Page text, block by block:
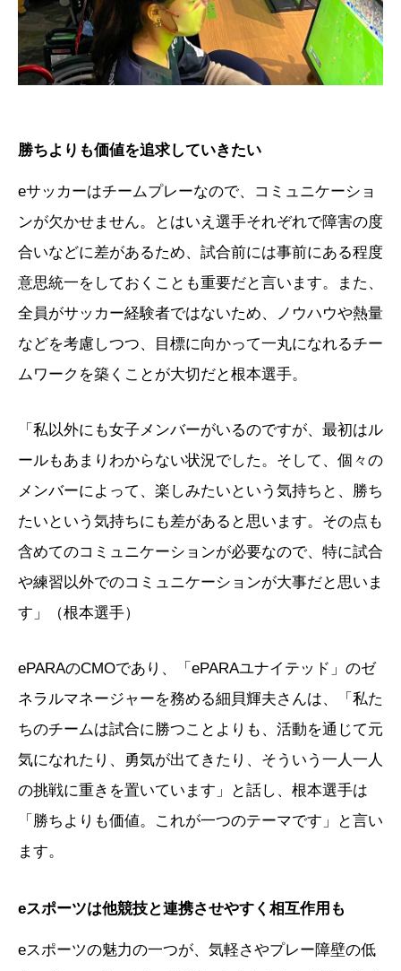
勝ちよりも価値を追求していきたい
eサッカーはチームプレーなので、コミュニケーショ
ンが欠かせません。とはいえ選手それぞれで障害の度
合いなどに差があるため、試合前には事前にある程度
意思統一をしておくことも重要だと言います。また、
全員がサッカー経験者ではないため、ノウハウや熱量
などを考慮しつつ、目標に向かって一丸になれるチー
ムワークを築くことが大切だと根本選手。
「私以外にも女子メンバーがいるのですが、最初はル
ールもあまりわからない状況でした。そして、個々の
メンバーによって、楽しみたいという気持ちと、勝ち
たいという気持ちにも差があると思います。その点も
含めてのコミュニケーションが必要なので、特に試合
や練習以外でのコミュニケーションが大事だと思いま
す」（根本選手）
ePARAのCMOであり、「ePARAユナイテッド」のゼ
ネラルマネージャーを務める細貝輝夫さんは、「私た
ちのチームは試合に勝つことよりも、活動を通じて元
気になれたり、勇気が出てきたり、そういう一人一人
の挑戦に重きを置いています」と話し、根本選手は
「勝ちよりも価値。これが一つのテーマです」と言い
ます。
eスポーツは他競技と連携させやすく相互作用も
eスポーツの魅力の一つが、気軽さやプレー障壁の低